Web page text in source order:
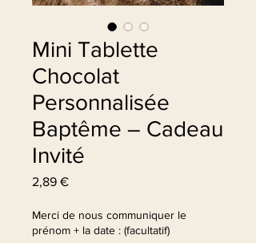
Mini Tablette
Chocolat
Personnalisée
Baptême – Cadeau
Invité
2,89 €Prix
Merci de nous communiquer le
prénom + la date : (facultatif)